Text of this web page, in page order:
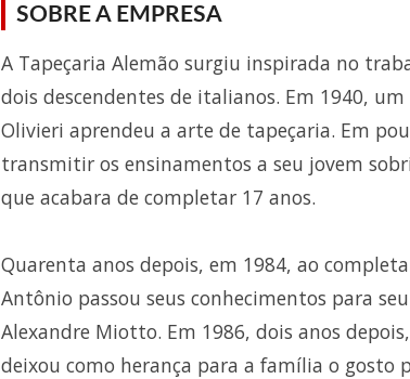
SOBRE A EMPRESA
A Tapeçaria Alemão surgiu inspirada no
dois descendentes de italianos. Em 1940,
Olivieri aprendeu a arte de tapeçaria. Em
transmitir os ensinamentos a seu jovem
que acabara de completar 17 anos.
Quarenta anos depois, em 1984, ao
Antônio passou seus conhecimentos para
Alexandre Miotto. Em 1986, dois anos
deixou como herança para a família o gosto